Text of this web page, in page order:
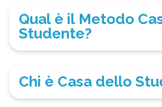
Qual è il Metodo
Studente?
Chi è Casa dello